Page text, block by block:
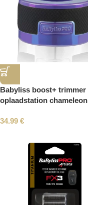
Babyliss boost+ trimmer
oplaadstation chameleon
34.99 €